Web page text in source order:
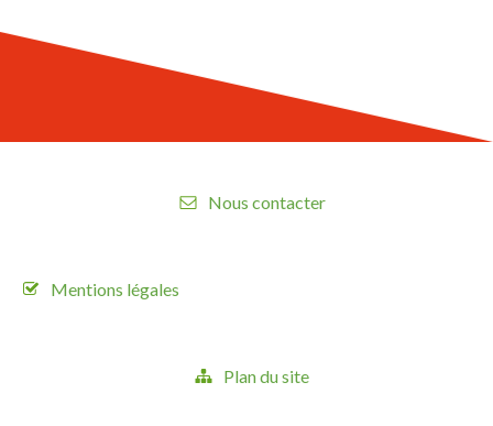
Nous contacter
Mentions légales
Plan du site